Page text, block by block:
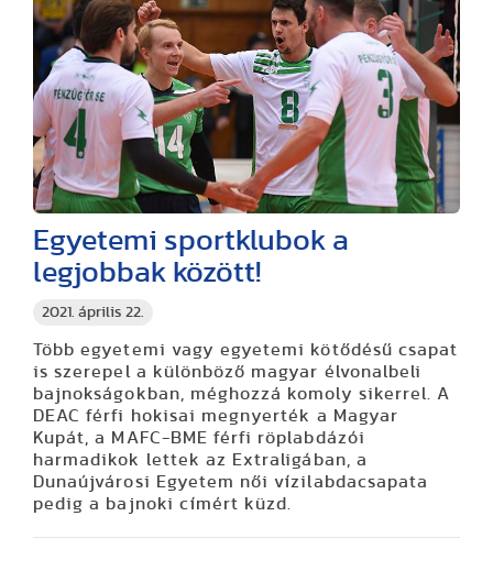
2021. április 22.
Egyetemi sportklubok a
legjobbak között!
Több egyetemi vagy egyetemi kötődésű csapat
is szerepel a különböző magyar élvonalbeli
bajnokságokban, méghozzá komoly sikerrel. A
DEAC férfi hokisai megnyerték a Magyar
Kupát, a MAFC-BME férfi röplabdázói
harmadikok lettek az Extraligában, a
Dunaújvárosi Egyetem női vízilabdacsapata
pedig a bajnoki címért küzd.